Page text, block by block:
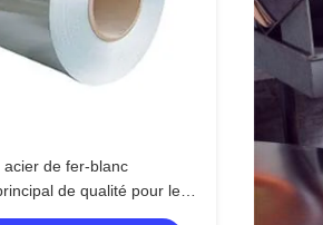
acier de fer-blanc
de qualité pour le
TFS de caisse